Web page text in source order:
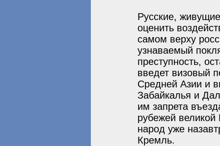
Русские,
оценить
самом верху
узнаваемый
преступность,
введет визовый
Средней Азии и
Забайкалья и
им запрета
рубежей великой
народ уже
Кремль.